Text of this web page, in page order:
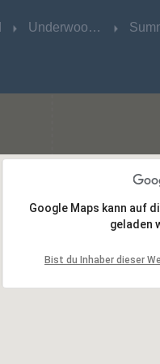
Underwood Central
Google Maps kann auf
geladen
Bist du Inhaber dieser
Google Maps kann auf
geladen
Bist du Inhaber dieser
Underwood Central